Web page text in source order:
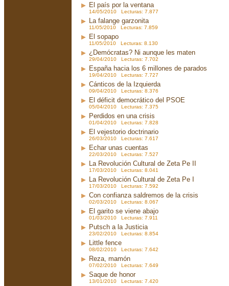
El país por la ventana
14/05/2010 Lecturas: 7.877
La falange garzonita
11/05/2010 Lecturas: 7.859
El sopapo
11/05/2010 Lecturas: 8.130
¿Demócratas? Ni aunque les maten
29/04/2010 Lecturas: 7.702
España hacia los 6 millones de parados
19/04/2010 Lecturas: 7.727
Cánticos de la Izquierda
09/04/2010 Lecturas: 8.376
El déficit democrático del PSOE
05/04/2010 Lecturas: 7.375
Perdidos en una crisis
01/04/2010 Lecturas: 7.828
El vejestorio doctrinario
26/03/2010 Lecturas: 7.617
Echar unas cuentas
22/03/2010 Lecturas: 7.527
La Revolución Cultural de Zeta Pe II
17/03/2010 Lecturas: 8.041
La Revolución Cultural de Zeta Pe I
17/03/2010 Lecturas: 7.592
Con confianza saldremos de la crisis
02/03/2010 Lecturas: 8.067
El garito se viene abajo
01/03/2010 Lecturas: 7.911
Putsch a la Justicia
23/02/2010 Lecturas: 8.854
Little fence
08/02/2010 Lecturas: 7.642
Reza, mamón
07/02/2010 Lecturas: 7.649
Saque de honor
13/01/2010 Lecturas: 7.420